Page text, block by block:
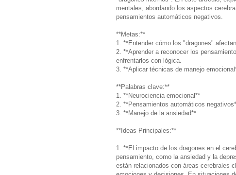
mentales, abordando los aspectos
pensamientos automáticos negativos.
**Metas:**
1. **Entender cómo los "dragones"
2. **Aprender a reconocer los
enfrentarlos con lógica.
3. **Aplicar técnicas de manejo
**Palabras clave:**
1. **Neurociencia emocional**
2. **Pensamientos automáticos
3. **Manejo de la ansiedad**
**Ideas Principales:**
1. **El impacto de los dragones en el
pensamiento, como la ansiedad y la
están relacionados con áreas cerebrales